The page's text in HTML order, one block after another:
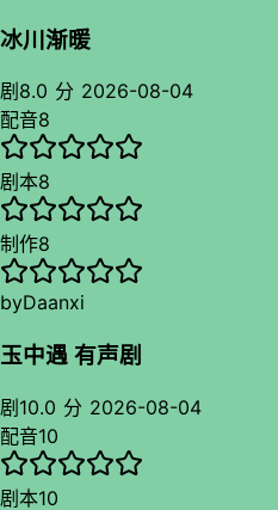
冰川渐暖
剧 8.0 分 2026-08-04
配音8
剧本8
制作8
byDaanxi
玉中遇 有声剧
剧10.0 分 2026-08-04
配音10
剧本10